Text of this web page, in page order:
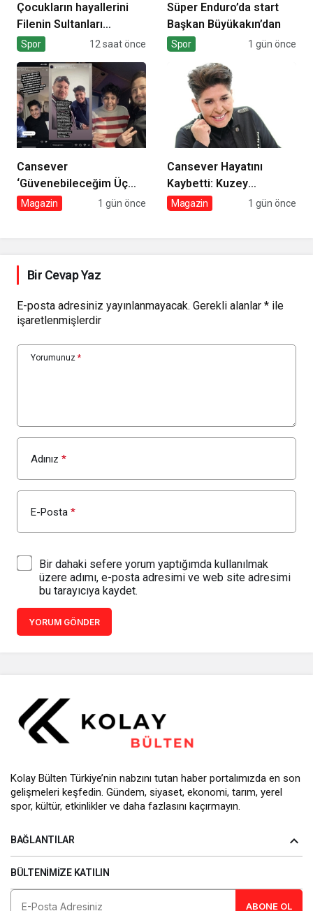
Çocukların hayallerini
Filenin Sultanları
süslüyor
Spor 12 saat önce
Süper Enduro’da start
Başkan Büyükakın’dan
Spor 1 gün önce
Cansever
‘Güvenebileceğim Üç
İnsandan Biri’ Demişti:
Magazin 1 gün önce
Cansever Hayatını
Kaybetti: Kuzey
Makedonya’da Toprağa
Magazin 1 gün önce
Bir Cevap Yaz
E-posta adresiniz yayınlanmayacak. Gerekli alanlar * ile
işaretlenmişlerdir
Yorumunuz *
Adınız *
E-Posta *
Bir dahaki sefere yorum yaptığımda kullanılmak
üzere adımı, e-posta adresimi ve web site adresimi
bu tarayıcıya kaydet.
YORUM GÖNDER
Kolay Bülten Türkiye’nin nabzını tutan haber portalımızda en son
gelişmeleri keşfedin. Gündem, siyaset, ekonomi, tarım, yerel
spor, kültür, etkinlikler ve daha fazlasını kaçırmayın.
BAĞLANTILAR
BÜLTENIMIZE KATILIN
ABONE OL